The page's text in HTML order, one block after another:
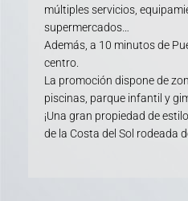
múltiples servicios,
supermercados…
Además, a 10 minutos de
centro.
La promoción dispone de
piscinas, parque infantil y
¡Una gran propiedad de
de la Costa del Sol rodeada